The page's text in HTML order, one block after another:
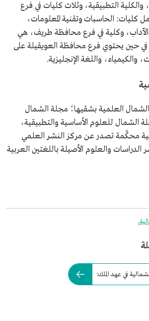
والكلية التطبيقية، وثلاث كليات في فرع
الحاسبات وتقنية المعلومات،
وكلية في فرع محافظة طريف، هي
في حين يحتوي فرع محافظة العويقيلة على
والكيمياء، واللغة الإنجليزية.
العلمية بشقيها؛ مجلة الشمال
الشمال للعلوم الأساسية والتطبيقية،
محكَّمة تصدر عن مركز النشر العلمي
والعلوم الأصيلة باللغتين العربية
في عهد الملك: